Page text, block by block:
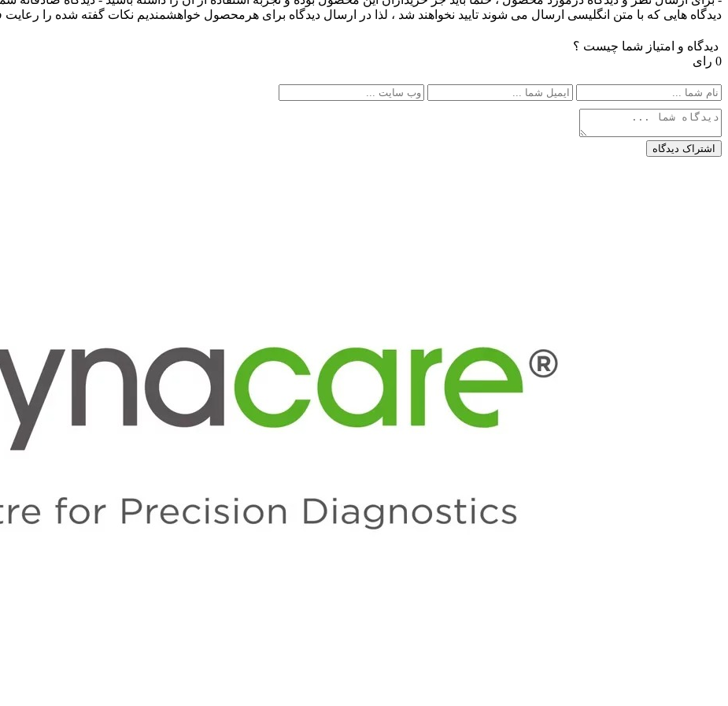
دیدگاه هایی که با متن انگلیسی ارسال می شوند تایید نخواهند شد ، لذا در ارسال دیدگاه برای هرمحصول خواهشمندیم نکات گفته شده را رعایت
دیدگاه و امتیاز شما چیست ؟
0 رای